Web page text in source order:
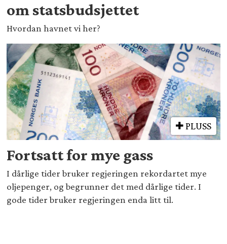
om statsbudsjettet
Hvordan havnet vi her?
PLUSS
Fortsatt for mye gass
I dårlige tider bruker regjeringen rekordartet mye
oljepenger, og begrunner det med dårlige tider. I
gode tider bruker regjeringen enda litt til.